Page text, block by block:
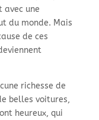
une
du monde. Mais
de ces
richesse de
belles voitures,
heureux, qui